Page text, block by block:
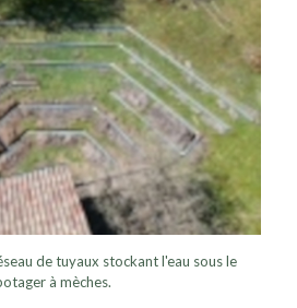
de tuyaux stockant l'eau sous le
à mèches.